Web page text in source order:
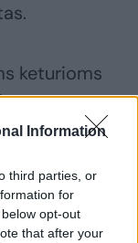
Information
third parties, or
for
opt-out
that after your
keturioms
metų.
jų